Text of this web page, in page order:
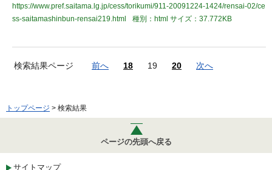
https://www.pref.saitama.lg.jp/cess/torikumi/911-20091224-1424/rensai-02/ce
ss-saitamashinbun-rensai219.html
種別：html サイズ：37.772KB
検索結果ページ 前へ 18 19 20 次へ
トップページ > 検索結果
ページの先頭へ戻る
サイトマップ